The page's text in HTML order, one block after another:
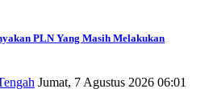
PLN Yang Masih Melakukan
Jumat, 7 Agustus 2026 06:01